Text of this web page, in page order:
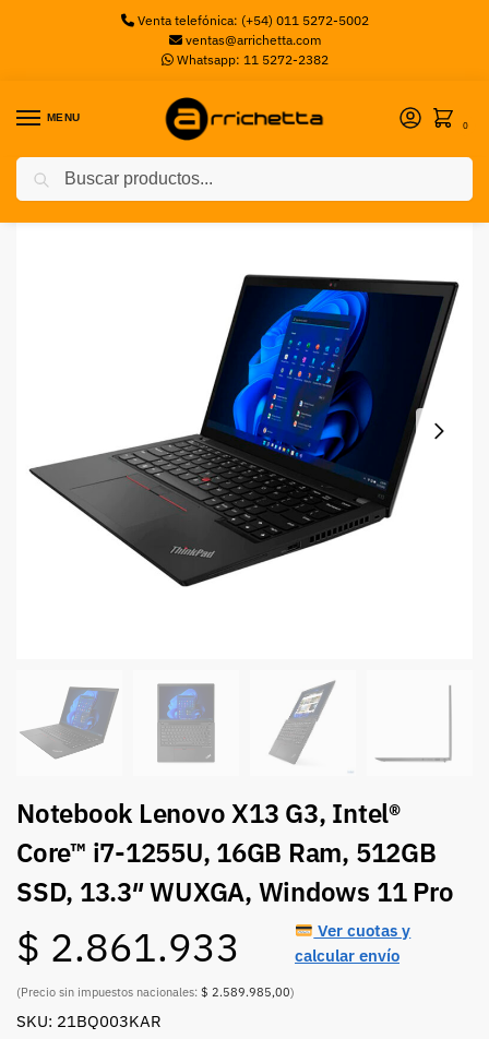
Venta telefónica: (+54) 011 5272-5002
ventas@arrichetta.com
Whatsapp: 11 5272-2382
MENU
0
Inicio Notebooks / Notebook Lenovo X13 G3, Intel® Core™ i7-1255U, 16GB Ram, 512GB SSD, 13.3″ WUXGA, Windows 11 Pro
Notebook Lenovo X13 G3, Intel®
Core™ i7-1255U, 16GB Ram, 512GB
SSD, 13.3″ WUXGA, Windows 11 Pro
$ 2.861.933
(Precio sin impuestos nacionales: $ 2.589.985,00)
Ver cuotas y
calcular envío
SKU: 21BQ003KAR